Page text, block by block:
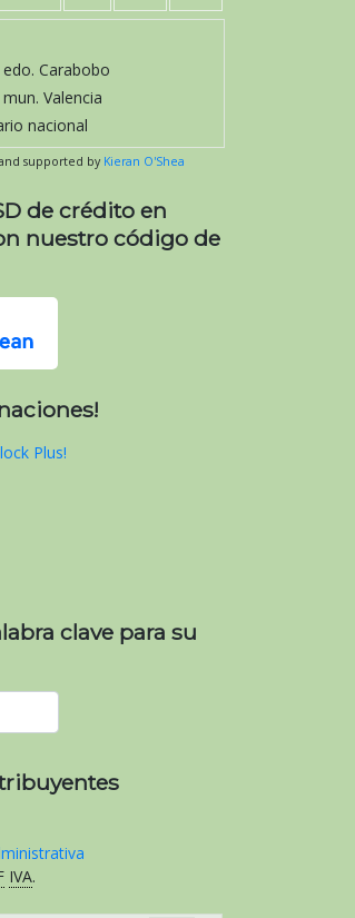
Carabobo
Valencia
nacional
supported by Kieran O'Shea
de crédito en
nuestro código de
Plus!
clave para su
IVA.